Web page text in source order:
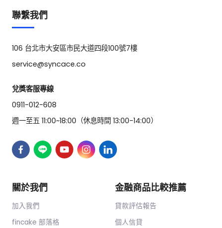
聯繫我們
106 台北市大安區市民大道四段100號7樓
service@syncace.co
兌獎客服專線
0911-012-608
週一至五 11:00~18:00（休息時間 13:00-14:00）
關於我們
加入我們
fincake 部落格
金融商品比較推薦
貸款評估報告
個人信貸